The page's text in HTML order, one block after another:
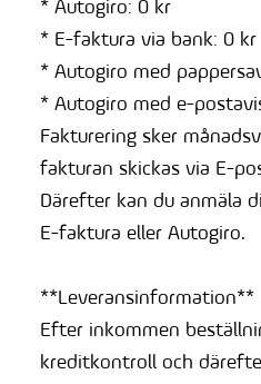
* Autogiro: 0 kr
* E-faktura via bank: 0 kr
* Autogiro med
* Autogiro med e-
Fakturering sker
fakturan skickas via E-
Därefter kan du anmäla
E-faktura eller Autogiro.
**Leveransinformation**
Efter inkommen
kreditkontroll och